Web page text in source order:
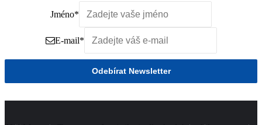
Jméno*
E-mail*
Odebírat Newsletter